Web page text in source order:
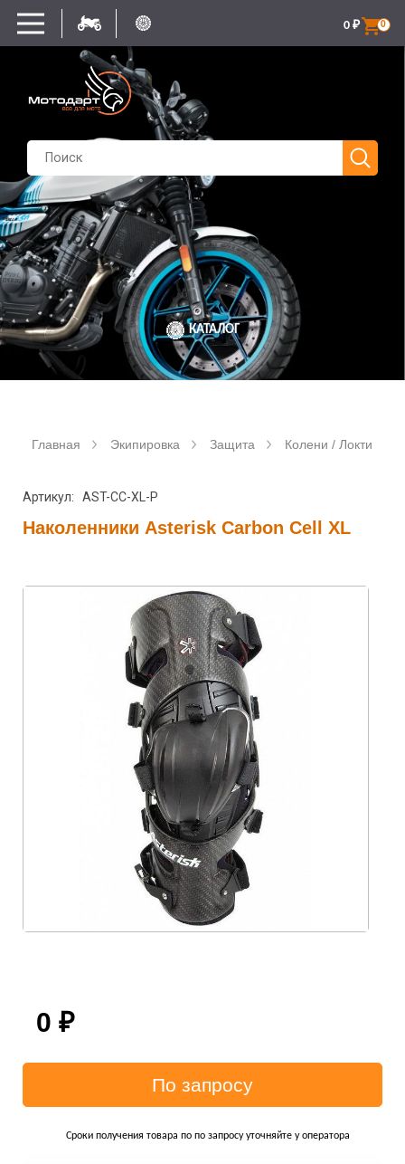
0
0 ₽
КАТАЛОГ
Главная Экипировка Защита Колени / Локти /
Артикул: AST-CC-XL-P
Наколенники Asterisk Carbon Cell XL
0 ₽
Сроки получения товара по по запросу уточняйте у оператора